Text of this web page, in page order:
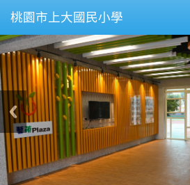
桃園市上大國民小學